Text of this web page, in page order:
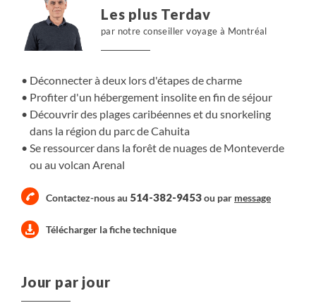
Les plus Terdav
par notre conseiller voyage à Montréal
Déconnecter à deux lors d'étapes de charme
Profiter d'un hébergement insolite en fin de séjour
Découvrir des plages caribéennes et du snorkeling
dans la région du parc de Cahuita
Se ressourcer dans la forêt de nuages de Monteverde
ou au volcan Arenal
Contactez-nous au 514-382-9453ou par message
Télécharger la fiche technique
Jour par jour